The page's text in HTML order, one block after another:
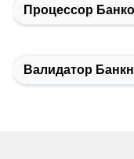
Процессор
Валидатор